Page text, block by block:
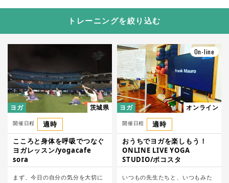
トレーニングを絞り込む
ヨガ 茨城県
開催日程
適時
こころと身体を呼吸でつなぐ
ヨガレッスン/yogacafe
sora
まず、今日の自分の気分を大切に
On-line
ヨガ オンライン
開催日程
適時
おうちでヨガを楽しもう！
ONLINE LIVE YOGA
STUDIO/ポコスタ
いつもの先生たちと、いつもみた